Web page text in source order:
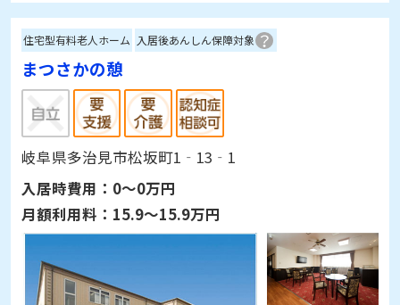
住宅型有料老人ホーム 入居後あんしん保障対象
まつさかの憩
岐阜県多治見市松坂町1‐13‐1
入居時費用： 0～0万円
月額利用料： 15.9～15.9万円